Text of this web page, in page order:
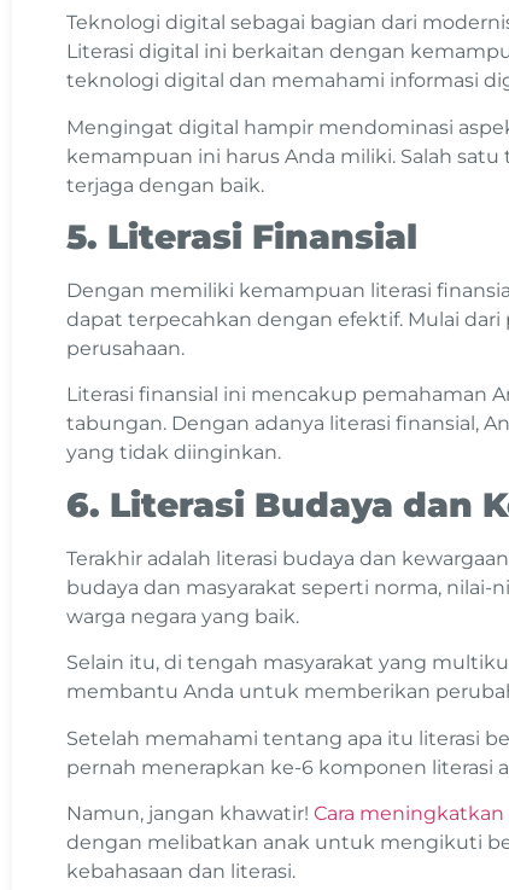
Teknologi digital sebagai bagian dari
Literasi digital ini berkaitan dengan
teknologi digital dan memahami informasi
Mengingat digital hampir mendominasi
kemampuan ini harus Anda miliki. Salah
terjaga dengan baik.
5. Literasi Finansial
Dengan memiliki kemampuan literasi
dapat terpecahkan dengan efektif. Mulai
perusahaan.
Literasi finansial ini mencakup pemahaman
tabungan. Dengan adanya literasi finansial,
yang tidak diinginkan.
6. Literasi Budaya dan
Terakhir adalah literasi budaya dan
budaya dan masyarakat seperti norma, nilai-
warga negara yang baik.
Selain itu, di tengah masyarakat yang
membantu Anda untuk memberikan
Setelah memahami tentang apa itu literasi
pernah menerapkan ke-6 komponen literasi
Namun, jangan khawatir! Cara
dengan melibatkan anak untuk mengikuti
kebahasaan dan literasi.